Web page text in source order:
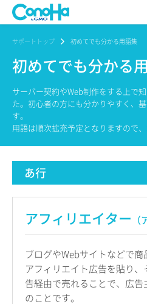
サポートトップ 初めてでも分かる用語集
初めてでも分かる
サーバー契約やWeb制作をする上で
た。初心者の方にも分かりやすく、
す。
用語は順次拡充予定となりますので、
あ行
アフィリエイター
ブログやWebサイトなどで
アフィリエイト広告を貼り
告経由で売れることで、広
のことです。